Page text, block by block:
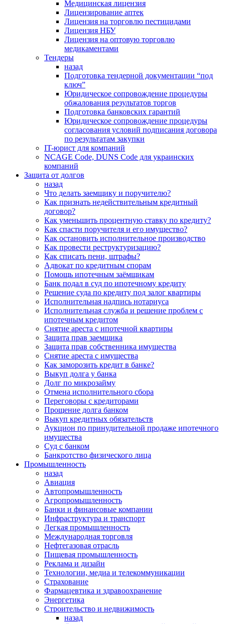
Медицинская лицензия
Лицензирование аптек
Лицензия на торговлю пестицидами
Лицензия НБУ
Лицензия на оптовую торговлю
медикаментами
Тендеры
назад
Подготовка тендерной документации “под
ключ”
Юридическое сопровождение процедуры
обжалования результатов торгов
Подготовка банковских гарантий
Юридическое сопровождение процедуры
согласования условий подписания договора
по результатам закупки
IT-юрист для компаний
NCAGE Code, DUNS Code для украинских
компаний
Защита от долгов
назад
Что делать заемщику и поручителю?
Как признать недействительным кредитный
договор?
Как уменьшить процентную ставку по кредиту?
Как спасти поручителя и его имущество?
Как остановить исполнительное производство
Как провести реструктуризацию?
Как списать пени, штрафы?
Адвокат по кредитным спорам
Помощь ипотечным заёмщикам
Банк подал в суд по ипотечному кредиту
Решение суда по кредиту под залог квартиры
Исполнительная надпись нотариуса
Исполнительная служба и решение проблем с
ипотечным кредитом
Снятие ареста с ипотечной квартиры
Защита прав заемщика
Защита прав собственника имущества
Снятие ареста с имущества
Как заморозить кредит в банке?
Выкуп долга у банка
Долг по микрозайму
Отмена исполнительного сбора
Переговоры с кредиторами
Прощение долга банком
Выкуп кредитных обязательств
Аукцион по принудительной продаже ипотечного
имущества
Суд с банком
Банкротство физического лица
Промышленность
назад
Авиация
Автопромышленность
Агропромышленность
Банки и финансовые компании
Инфраструктура и транспорт
Легкая промышленность
Международная торговля
Нефтегазовая отрасль
Пищевая промышленность
Реклама и дизайн
Технологии, медиа и телекоммуникации
Страхование
Фармацевтика и здравоохранение
Энергетика
Строительство и недвижимость
назад